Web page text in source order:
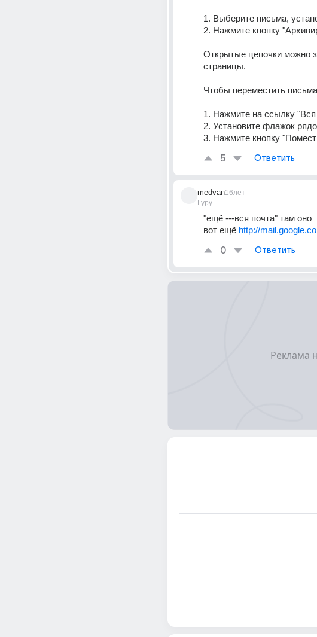
1. Выберите письма,
2. Нажмите кнопку
Открытые цепочки можно
страницы.
Чтобы переместить
1. Нажмите на ссылку "Вся
2. Установите флажок
3. Нажмите кнопку
5 Ответить
medvan
Гуру
16лет
"ещё ---вся почта" там оно
вот ещё http://
0 Ответить